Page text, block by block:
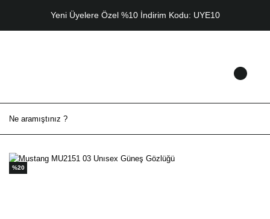
Yeni Üyelere Özel %10 İndirim Kodu: UYE10
%20